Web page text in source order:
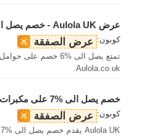
عرض Aulola UK - خصم يصل الى %6
كوبون: عرض الصفقة
تمتع يصل الى %6 خصم
Aulola.co.uk.
خصم يصل الى %7 على مكبرات الصوت
كوبون: عرض الصفقة
Aulola UK يقدم خصم يصل الى %7 على مكبرات الصوت.